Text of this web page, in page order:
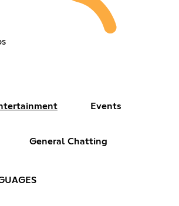
Events
General Chatting